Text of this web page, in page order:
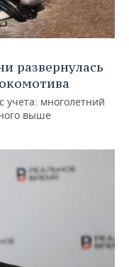
развернулась
учета: многолетний
выше